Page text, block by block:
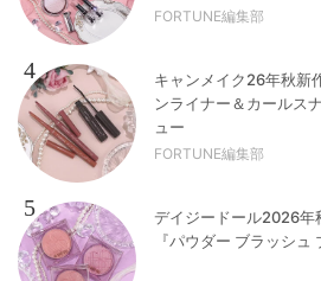
FORTUNE編集部
4
キャンメイク26年秋新
ンライナー＆カールス
ュー
FORTUNE編集部
5
デイジードール2026
『パウダー ブラッシ